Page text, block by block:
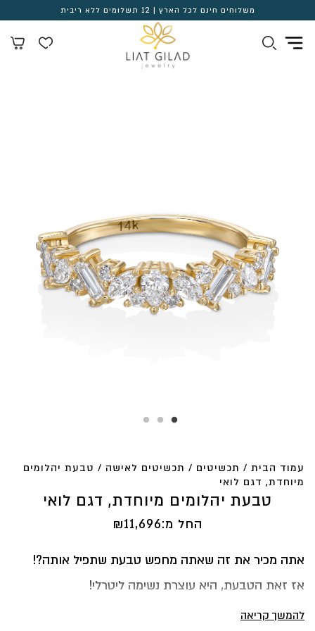
משלוחים חינם לכל הארץ | 12 תשלומים ללא ריבית
עמוד הבית / תכשיטים / תכשיטים לאישה / טבעת יהלומים
מיוחדת, דגם לואי
טבעת יהלומים מיוחדת, דגם לואי
החל מ: ₪11,696
אתה מכיר את זה שאתה מחפש טבעת שתפיל אותה?!
אז זאת הטבעת, היא עוצרת נשימה ליטרלי!
משחק של חיתוכי יהלומים, שמחזירים אור בקצב מסויים,
להמשך קריאה